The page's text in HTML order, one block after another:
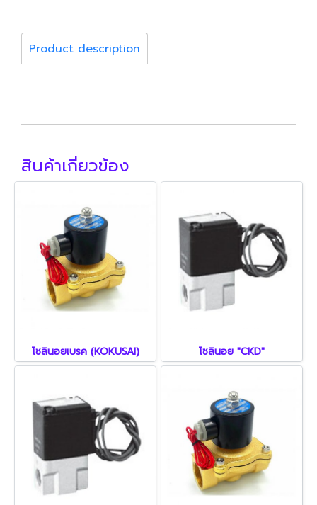
Product description
สินค้าเกี่ยวข้อง
โซลินอยเบรค (KOKUSAI) โซลินอย "CKD"